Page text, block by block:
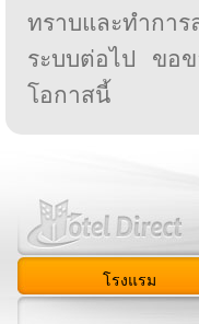
ทราบและทำก
ระบบต่อไป ขอ
โอกาสนี้
โรงแรม